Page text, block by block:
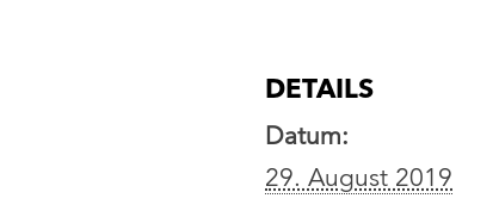
DETAILS
Datum:
29. August 2019